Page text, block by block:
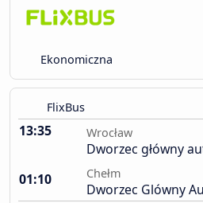
Ekonomiczna
FlixBus
13:35 Wrocław
Dworzec główny
01:10
Chełm
Dworzec Glówny